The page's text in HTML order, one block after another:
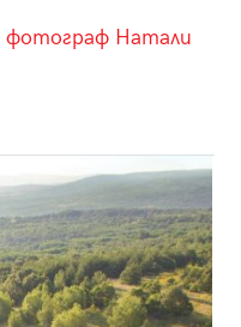
фотограф Натали